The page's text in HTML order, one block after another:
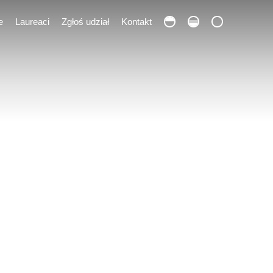
Laureaci Zgłoś udział Kontakt